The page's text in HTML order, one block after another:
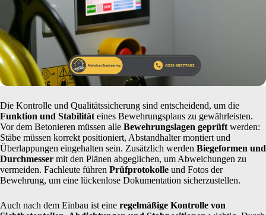
Die Kontrolle und Qualitätssicherung sind entscheidend, um die
Funktion und Stabilität eines Bewehrungsplans zu gewährleisten.
Vor dem Betonieren müssen alle Bewehrungslagen geprüft werden:
Stäbe müssen korrekt positioniert, Abstandhalter montiert und
Überlappungen eingehalten sein. Zusätzlich werden Biegeformen und
Durchmesser mit den Plänen abgeglichen, um Abweichungen zu
vermeiden. Fachleute führen Prüfprotokolle und Fotos der
Bewehrung, um eine lückenlose Dokumentation sicherzustellen.
Auch nach dem Einbau ist eine regelmäßige Kontrolle von